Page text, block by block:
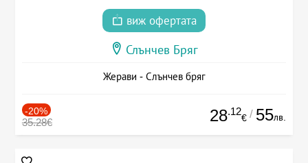
виж офертата
Слънчев Бряг
Жерави - Слънчев бряг
-20%
35.28€ 28.12
€ / 55лв.